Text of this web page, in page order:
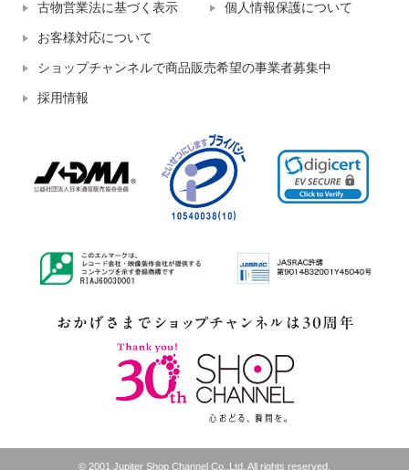
古物営業法に基づく表示 個人情報保護について
お客様対応について
ショップチャンネルで商品販売希望の事業者募集中
採用情報
© 2001 Jupiter Shop Channel Co.,Ltd. All rights reserved.